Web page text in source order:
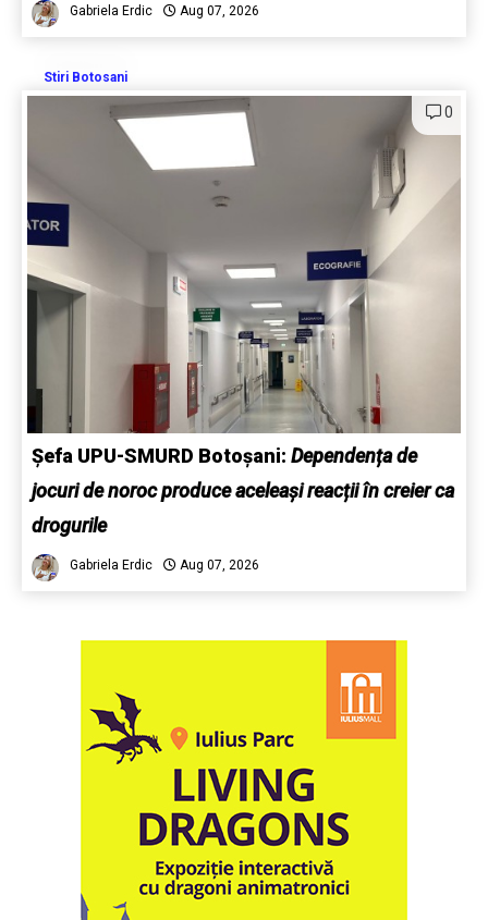
Gabriela Erdic Aug 07, 2026
Stiri Botosani
0
Șefa UPU-SMURD Botoșani: Dependența de
jocuri de noroc produce aceleași reacții în creier ca
drogurile
Gabriela Erdic Aug 07, 2026